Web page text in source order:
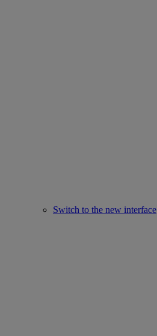
Switch to the new interface